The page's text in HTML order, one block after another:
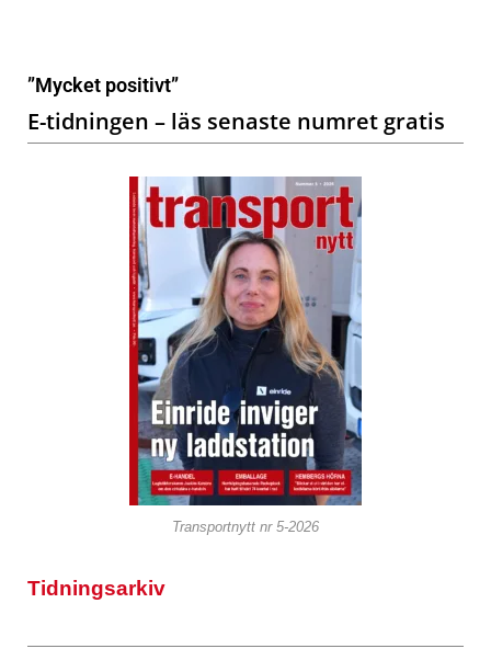
”Mycket positivt”
E-tidningen – läs senaste numret gratis
Transportnytt nr 5-2026
Tidningsarkiv